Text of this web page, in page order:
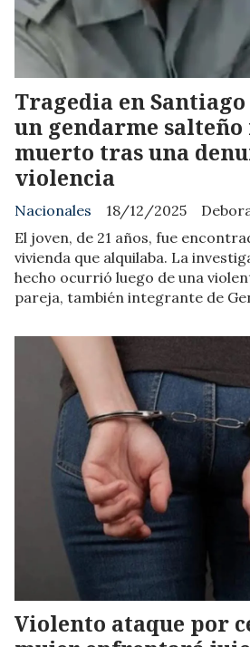
Tragedia en
un gendarme
muerto tras una
violencia
Nacionales
18/12/2025
El joven, de 21 años, fue
vivienda que alquilaba. La
hecho ocurrió luego de una
pareja, también integrante de
Violento ataque por